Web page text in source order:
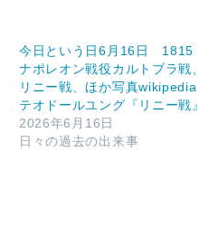
今日という日6月16日 1815
ナポレオン戦役カルトブラ戦、
リニー戦、ほか写真wikipedia
テオドールユング『リニー戦』
2026年6月16日
日々の過去の出来事